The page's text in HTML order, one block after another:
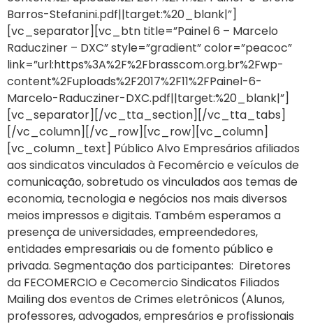
Barros-Stefanini.pdf||target:%20_blank|”]
[vc_separator][vc_btn title=”Painel 6 – Marcelo
Raducziner – DXC” style=”gradient” color=”peacoc”
link=”url:https%3A%2F%2Fbrasscom.org.br%2Fwp-
content%2Fuploads%2F2017%2F11%2FPainel-6-
Marcelo-Raducziner-DXC.pdf||target:%20_blank|”]
[vc_separator][/vc_tta_section][/vc_tta_tabs]
[/vc_column][/vc_row][vc_row][vc_column]
[vc_column_text] Público Alvo Empresários afiliados
aos sindicatos vinculados à Fecomércio e veículos de
comunicação, sobretudo os vinculados aos temas de
economia, tecnologia e negócios nos mais diversos
meios impressos e digitais. Também esperamos a
presença de universidades, empreendedores,
entidades empresariais ou de fomento público e
privada. Segmentação dos participantes: Diretores
da FECOMERCIO e Cecomercio Sindicatos Filiados
Mailing dos eventos de Crimes eletrônicos (Alunos,
professores, advogados, empresários e profissionais